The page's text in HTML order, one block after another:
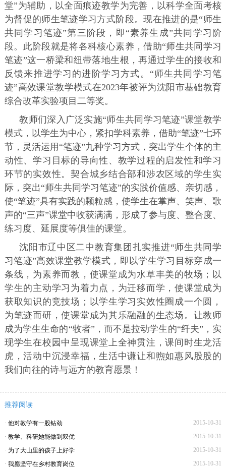
堂”为辅助，以全面痕迹教学为完善，以科学全面考核
为督促的师生笔迹学习方式阶段。现在推进的是“师生
共同学习笔迹”第三阶段，即“素养生成”共同学习阶
段。此阶段就是将各科核心素养，借助“师生共同学习
笔迹”这一桥梁和纽带落地生根，再通过学生的接收和
反馈来推进学习的进阶学习方式。“师生共同学习笔
迹”高效课堂教学模式在2023年被评为沈阳市基础教育
综合改革实验项目二等奖。
教师们深入广泛实施“师生共同学习笔迹”课堂教学
模式，以学生为中心，紧扣学科素养，借助“笔迹”七环
节，灵活运用“笔迹”九种学习方式，突出学生个体的主
动性、学习目标的导向性、教学过程的启发性和学习
环节的实效性。契合城乡结合部和涉农区域的学生实
际，突出“师生共同学习笔迹”的实践价值感、亲切感，
使“笔迹”具有实践的颗粒感，使学生在掌声、笑声、歌
声的“三声”课堂中收获满满，形成了参与度、整合度、
练习度、延展度等俱佳的课堂。
沈阳市辽中区二中教育集团扎实推进“师生共同学
习笔迹”高效课堂教学模式，即以学生学习目标穿成一
条线，为素养而教，使课堂成为水草丰美的牧场；以
学生的主动学习为着力点，为迁移而学，使课堂成为
获取知识的竞技场；以学生学习实效性圈成一个圆，
为笔迹而研，使课堂成为其乐融融的生态场。让教师
成为学生生命的“牧者”，而不是拉动学生的“纤夫”，实
现学生在校园中呈现课堂上全神贯注，课间时生龙活
虎，活动中沉浸幸福，生活中谦让和煦如惠风股股的
我们向往的诗与远方的教育愿景！
推荐阅读
2015-10-31
· 他对教学有一股钻劲
2015-10-31
· 教学、科研她能做到双优
2015-10-31
· 为了大山里的孩子上好学
2015-10-31
· 我愿坚守在乡村教育岗位